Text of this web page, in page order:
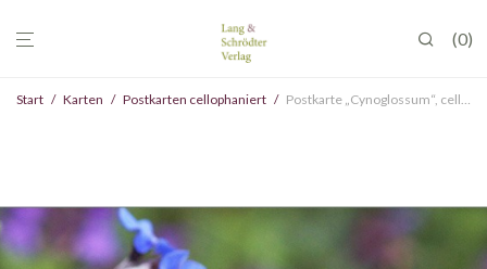
0
Start / Karten / Postkarten cellophaniert / Postkarte „Cynoglossum“, cellophaniert, VE 10